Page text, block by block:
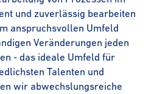
und zuverlässig bearbeiten
anspruchs­vollen Umfeld
Veränderungen jeden
- das ideale Umfeld für
Talenten und
wir abwechs­lungs­reiche